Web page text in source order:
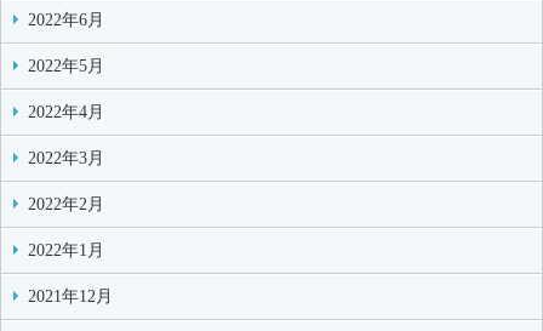
2022年6月
2022年5月
2022年4月
2022年3月
2022年2月
2022年1月
2021年12月